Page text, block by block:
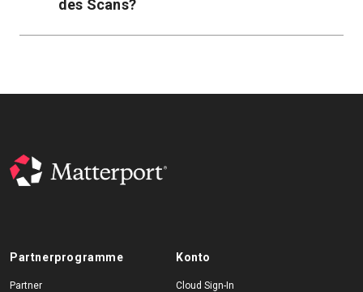
des Scans?
Partnerprogramme
Partner
Konto
Cloud Sign-In